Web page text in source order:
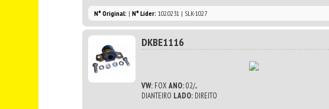
N° Original: | N° Líder: 102.0231 | SLK-1027
DKBE1116
VW: FOX ANO:02/...
DIANTEIRO LADO: DIREITO